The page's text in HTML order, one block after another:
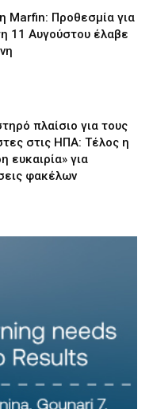
Marfin: Προθεσμία για
11 Αυγούστου έλαβε
πλαίσιο για τους
στις ΗΠΑ: Τέλος η
ευκαιρία» για
φακέλων